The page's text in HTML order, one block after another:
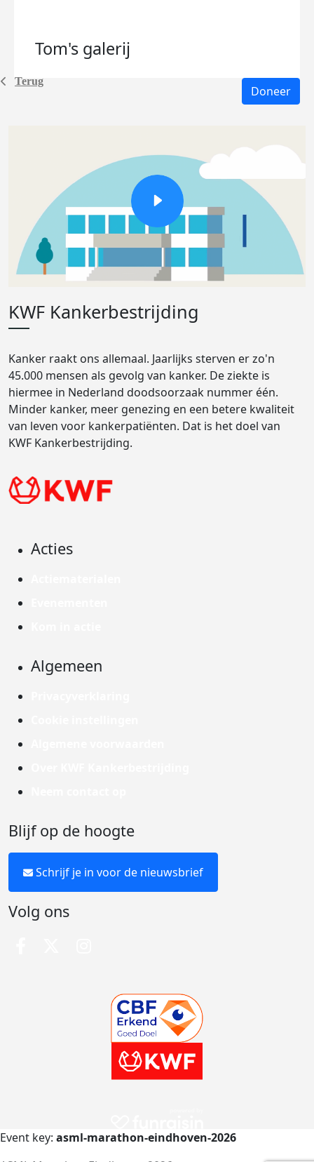
Terug
Tom's galerij
Doneer
KWF Kankerbestrijding
Kanker raakt ons allemaal. Jaarlijks sterven er zo'n
45.000 mensen als gevolg van kanker. De ziekte is
hiermee in Nederland doodsoorzaak nummer één.
Minder kanker, meer genezing en een betere kwaliteit
van leven voor kankerpatiënten. Dat is het doel van
KWF Kankerbestrijding.
Acties
Algemeen
Blijf op de hoogte
Schrijf je in voor de nieuwsbrief
Volg ons
Event key: asml-marathon-eindhoven-2026